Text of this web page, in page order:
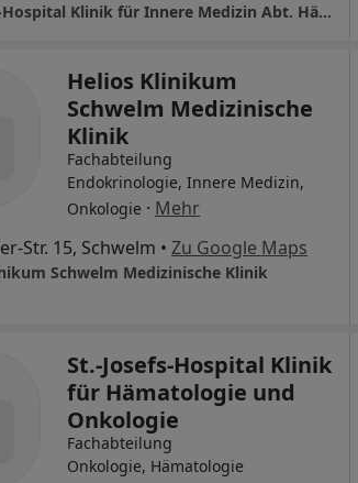
St.-Josefs-Hospital Klinik für Innere Medizin Abt. Hämatologie, Onkologie und Pneumologie
Helios Klinikum
Schwelm Medizinische
Klinik
Fachabteilung
Endokrinologie, Innere Medizin,
Onkologie · Mehr
Str. 15, Schwelm • Zu Google Maps
Schwelm Medizinische Klinik
St.-Josefs-Hospital Klinik
für Hämatologie und
Onkologie
Fachabteilung
Onkologie, Hämatologie